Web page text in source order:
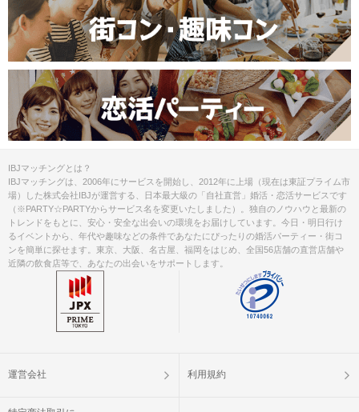
IBJマッチングとは？
IBJマッチングは、2006年にサービスを開始し、2012年に上場（現在は東証プライム市
場）した株式会社IBJが運営する、日本最大級の「自社直営」婚活・恋活サービスです
（※PARTY☆PARTYからサービス名を変更いたしました）。独自のノウハウと最新の
トレンドをもとに、安心・安全な出会いの環境をお届けしています。今日・明日行け
るイベントから、年代や趣味などの条件であなたにぴったりの婚活パーティー・街コ
ンを簡単に探せます。東京、大阪、名古屋、福岡をはじめ、全国56店舗の直営店舗や
近隣の飲食店等で、あなたの出会いをサポートします。
運営会社 利用規約